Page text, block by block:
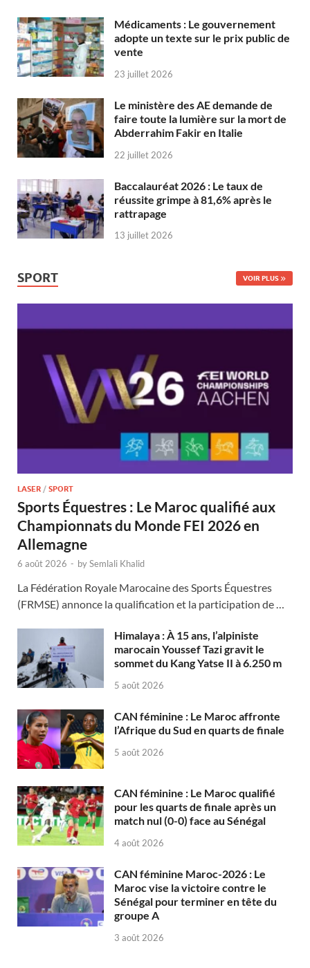
Médicaments : Le gouvernement
adopte un texte sur le prix public de
vente
23 juillet 2026
Le ministère des AE demande de
faire toute la lumière sur la mort de
Abderrahim Fakir en Italie
22 juillet 2026
Baccalauréat 2026 : Le taux de
réussite grimpe à 81,6% après le
rattrapage
13 juillet 2026
SPORT VOIR PLUS
LASER / SPORT
Sports Équestres : Le Maroc qualifié aux
Championnats du Monde FEI 2026 en
Allemagne
6 août 2026 - bySemlali Khalid
La Fédération Royale Marocaine des Sports Équestres
(FRMSE) annonce la qualification et la participation de …
Himalaya : À 15 ans, l’alpiniste
marocain Youssef Tazi gravit le
sommet du Kang Yatse II à 6.250 m
5 août 2026
CAN féminine : Le Maroc affronte
l’Afrique du Sud en quarts de finale
5 août 2026
CAN féminine : Le Maroc qualifié
pour les quarts de finale après un
match nul (0-0) face au Sénégal
4 août 2026
CAN féminine Maroc-2026 : Le
Maroc vise la victoire contre le
Sénégal pour terminer en tête du
groupe A
3 août 2026